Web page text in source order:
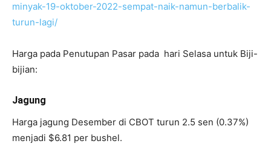
minyak-19-oktober-2022-sempat-naik-namun-berbalik-
turun-lagi/
Harga pada Penutupan Pasar pada hari Selasa untuk Biji-
bijian:
Jagung
Harga jagung Desember di CBOT turun 2.5 sen (0.37%)
menjadi $6.81 per bushel.